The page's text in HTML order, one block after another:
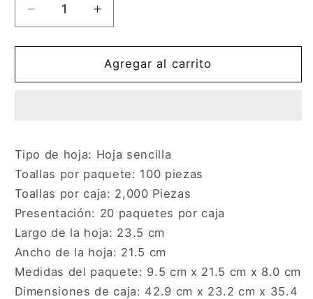
Reducir
cantidad
para
Interdoblada
Aumentar
cantidad
para
Toalla
Interdoblada
Agregar al carrito
Tipo de hoja: Hoja sencilla
Toallas por paquete: 100 piezas
Toallas por caja: 2,000 Piezas
Presentación: 20 paquetes por caja
Largo de la hoja: 23.5 cm
Ancho de la hoja: 21.5 cm
Medidas del paquete: 9.5 cm x 21.5 cm x 8.0 cm
Dimensiones de caja: 42.9 cm x 23.2 cm x 35.4